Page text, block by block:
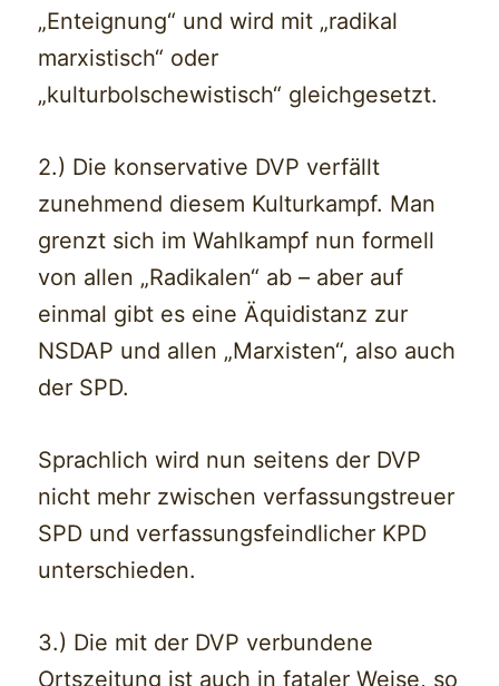
„Enteignung“ und wird mit „radikal
marxistisch“ oder
„kulturbolschewistisch“ gleichgesetzt.
2.) Die konservative DVP verfällt
zunehmend diesem Kulturkampf. Man
grenzt sich im Wahlkampf nun formell
von allen „Radikalen“ ab – aber auf
einmal gibt es eine Äquidistanz zur
NSDAP und allen „Marxisten“, also auch
der SPD.
Sprachlich wird nun seitens der DVP
nicht mehr zwischen verfassungstreuer
SPD und verfassungsfeindlicher KPD
unterschieden.
3.) Die mit der DVP verbundene
Ortszeitung ist auch in fataler Weise, so